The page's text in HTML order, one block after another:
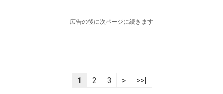
-----------------広告の後に次ページに続きます-----------------
----------------------------------------------------------------
1 2 3 > >>|